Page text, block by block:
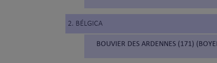
2. BÉLGICA
BOUVIER DES ARDENNES (171)